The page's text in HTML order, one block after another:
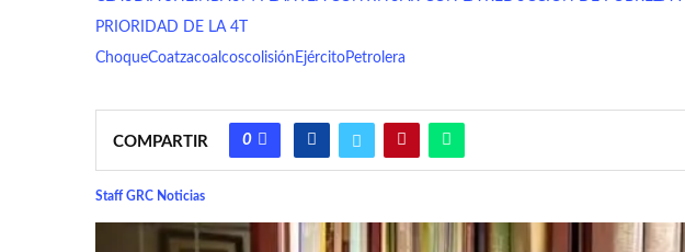
PRIORIDAD DE LA 4T
ChoqueCoatzacoalcoscolisión EjércitoPetrolera
COMPARTIR 0
Staff GRC Noticias